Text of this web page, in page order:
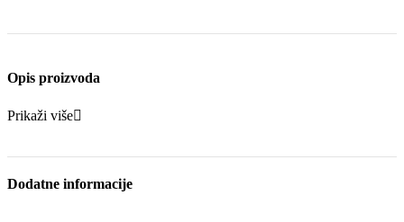
Opis proizvoda
Prikaži više
Dodatne informacije